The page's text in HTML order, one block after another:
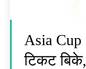
Asia
टिकट